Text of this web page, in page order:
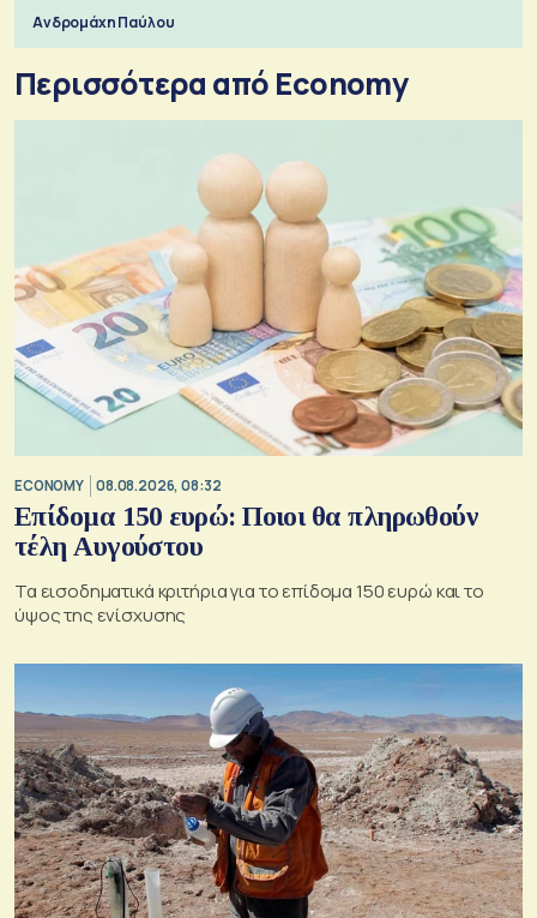
Ανδρομάχη Παύλου
Περισσότερα από Economy
ECONOMY 08.08.2026, 08:32
Επίδομα 150 ευρώ: Ποιοι θα πληρωθούν
τέλη Αυγούστου
Τα εισοδηματικά κριτήρια για το επίδομα 150 ευρώ και το
ύψος της ενίσχυσης